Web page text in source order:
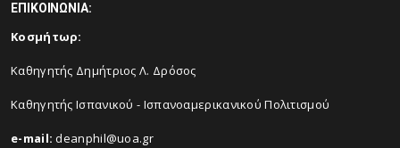
ΕΠΙΚΟΙΝΩΝΙΑ:
Κοσμήτωρ:
Καθηγητής Δημήτριος Λ. Δρόσος
Καθηγητής Ισπανικού - Ισπανοαμερικανικού Πολιτισμού
e-mail: deanphil@uoa.gr